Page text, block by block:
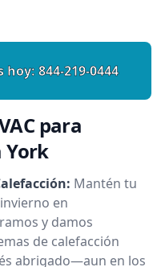
hoy: 844-219-0444
para
York
Mantén tu
en
y damos
de calefacción
abrigado—aun en los